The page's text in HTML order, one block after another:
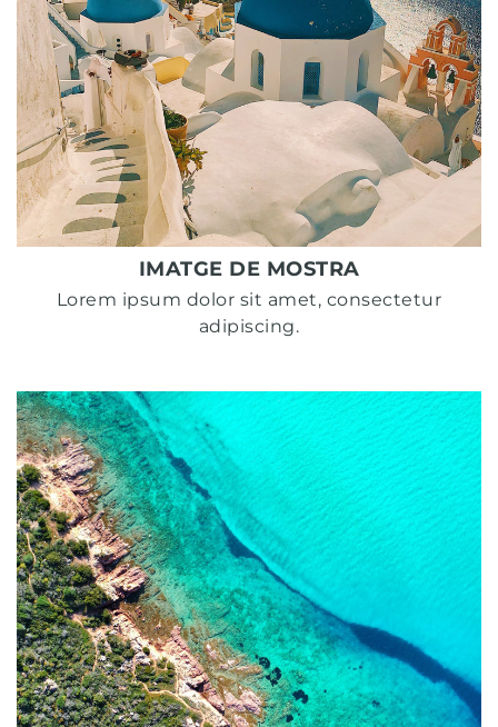
IMATGE DE MOSTRA
Lorem ipsum dolor sit amet, consectetur
adipiscing.